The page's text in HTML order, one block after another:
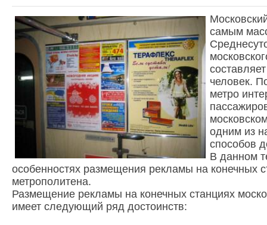
самым
человек.
метро
одним из
способов
В данном
особенностях размещения рекламы на конечных
метрополитена.
Размещение рекламы на конечных станциях
имеет следующий ряд достоинств: